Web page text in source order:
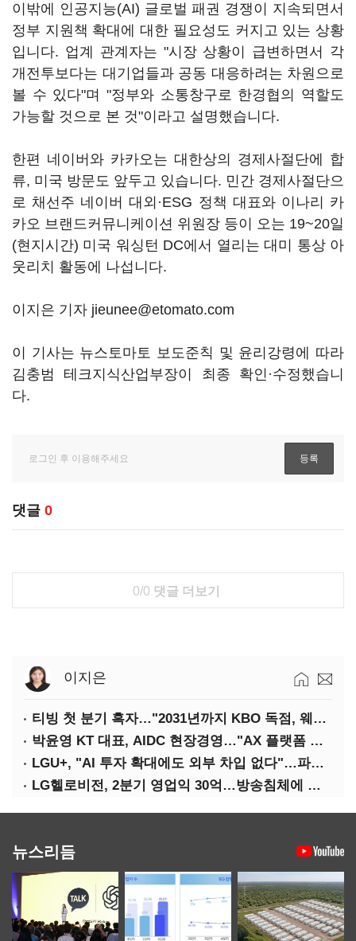
이밖에 인공지능(AI) 글로벌 패권 경쟁이 지속되면서
정부 지원책 확대에 대한 필요성도 커지고 있는 상황
입니다. 업계 관계자는 "시장 상황이 급변하면서 각
개전투보다는 대기업들과 공동 대응하려는 차원으로
볼 수 있다"며 "정부와 소통창구로 한경협의 역할도
가능할 것으로 본 것"이라고 설명했습니다.
한편 네이버와 카카오는 대한상의 경제사절단에 합
류, 미국 방문도 앞두고 있습니다. 민간 경제사절단으
로 채선주 네이버 대외·ESG 정책 대표와 이나리 카
카오 브랜드커뮤니케이션 위원장 등이 오는 19~20일
(현지시간) 미국 워싱턴 DC에서 열리는 대미 통상 아
웃리치 활동에 나섭니다.
이지은 기자 jieunee@etomato.com
이 기사는 뉴스토마토 보도준칙 및 윤리강령에 따라
김충범 테크지식산업부장이 최종 확인·수정했습니
다.
댓글 0
0/0 댓글 더보기
이지은
티빙 첫 분기 흑자…"2031년까지 KBO 독점, 웨이브 합병도 속도"
박윤영 KT 대표, AIDC 현장경영…"AX 플랫폼 핵심 인프라로 키운다"
LGU+, "AI 투자 확대에도 외부 차입 없다"…파주 AIDC 수익성 자신
LG헬로비전, 2분기 영업익 30억…방송침체에 교육용 단말 시장도 축소
뉴스리듬